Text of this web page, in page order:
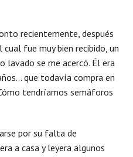
recientemente, después
cual fue muy bien recibido, un
lavado se me acercó. Él era
que todavía compra en
tendríamos semáforos
por su falta de
a casa y leyera algunos